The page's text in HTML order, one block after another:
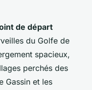
de départ
du Golfe de
spacieux,
perchés des
Gassin et les